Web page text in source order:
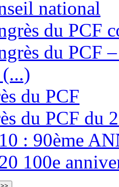
national
du PCF
du PCF
du PCF
du PCF du
: 90ème
100e